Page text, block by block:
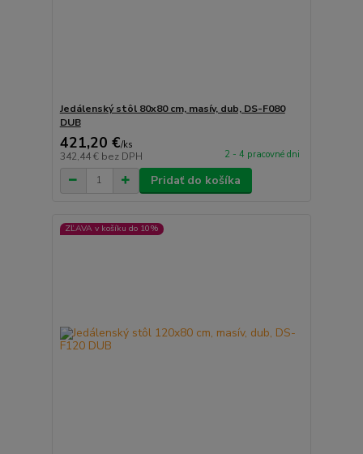
Jedálenský stôl 80x80 cm, masív, dub, DS-F080
DUB
421,20 €/ks
342,44 € bez DPH 2 - 4 pracovné dni
Pridať do košíka
ZĽAVA v košíku do 10%